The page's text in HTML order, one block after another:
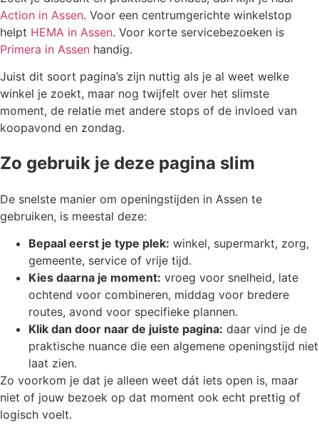
Action in Assen. Voor een centrumgerichte winkelstop
helpt HEMA in Assen. Voor korte servicebezoeken is
Primera in Assen handig.
Juist dit soort pagina’s zijn nuttig als je al weet welke
winkel je zoekt, maar nog twijfelt over het slimste
moment, de relatie met andere stops of de invloed van
koopavond en zondag.
Zo gebruik je deze pagina slim
De snelste manier om openingstijden in Assen te
gebruiken, is meestal deze:
Bepaal eerst je type plek: winkel, supermarkt, zorg,
gemeente, service of vrije tijd.
Kies daarna je moment: vroeg voor snelheid, late
ochtend voor combineren, middag voor bredere
routes, avond voor specifieke plannen.
Klik dan door naar de juiste pagina: daar vind je de
praktische nuance die een algemene openingstijd niet
laat zien.
Zo voorkom je dat je alleen weet dát iets open is, maar
niet of jouw bezoek op dat moment ook echt prettig of
logisch voelt.